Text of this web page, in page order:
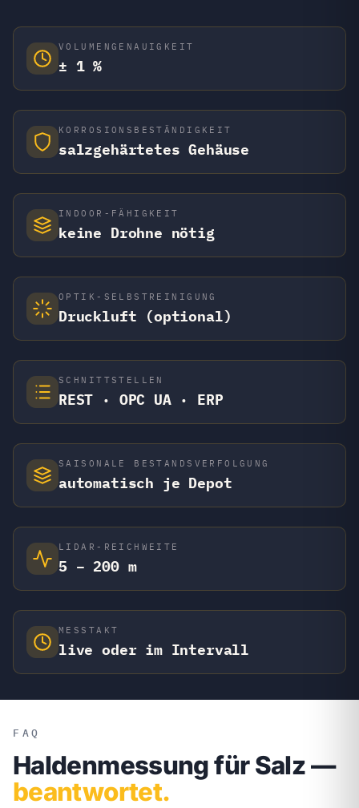
VOLUMENGENAUIGKEIT
± 1 %
KORROSIONSBESTÄNDIGKEIT
salzgehärtetes Gehäuse
INDOOR-FÄHIGKEIT
keine Drohne nötig
OPTIK-SELBSTREINIGUNG
Druckluft (optional)
SCHNITTSTELLEN
REST · OPC UA · ERP
SAISONALE BESTANDSVERFOLGUNG
automatisch je Depot
LIDAR-REICHWEITE
5 – 200 m
MESSTAKT
live oder im Intervall
FAQ
Haldenmessung für Salz —
beantwortet.